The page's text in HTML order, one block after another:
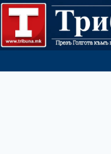
Skip
content